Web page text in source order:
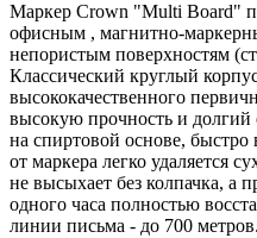
Маркер Crown "Multi Board"
офисным , магнитно-
непористым поверхностям
Классический круглый
высококачественного
высокую прочность и
на спиртовой основе,
от маркера легко удаляется
не высыхает без колпачка, а
одного часа полностью
линии письма - до 700 метров.